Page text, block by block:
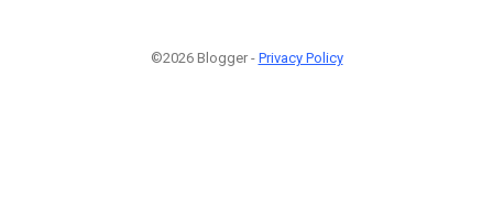
©2026 Blogger - Privacy Policy